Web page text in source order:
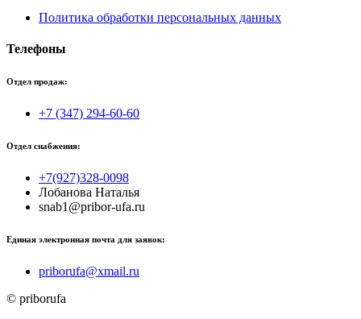
Политика обработки персональных данных
Телефоны
Отдел продаж:
+7 (347) 294-60-60
Отдел снабжения:
+7(927)328-0098
Лобанова Наталья
snab1@pribor-ufa.ru
Единая электронная почта для заявок:
priborufa@xmail.ru
© priborufa